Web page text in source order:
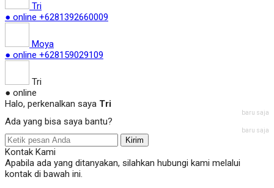
Tri
● online +6281392660009
Moya
● online +628159029109
Tri
● online
Halo, perkenalkan saya Tri
baru saja
Ada yang bisa saya bantu?
baru saja
Kirim
Kontak Kami
Apabila ada yang ditanyakan, silahkan hubungi kami melalui
kontak di bawah ini.